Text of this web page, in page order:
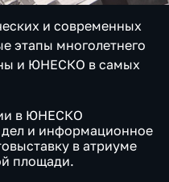
и современных
этапы многолетнего
и ЮНЕСКО в самых
в ЮНЕСКО
и информационное
в атриуме
площади.